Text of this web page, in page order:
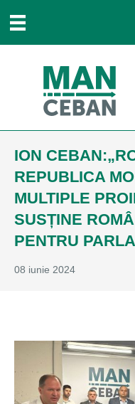
ION
REPUBLICA
MULTIPLE
SUSȚINE
PENTRU
08 iunie 2024